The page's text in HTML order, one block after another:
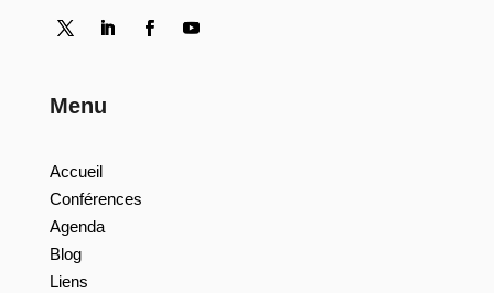
Menu
Accueil
Conférences
Agenda
Blog
Liens